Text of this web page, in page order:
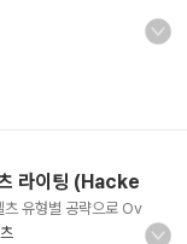
라이팅 (Hacke
츠 유형별 공략으로 Ov